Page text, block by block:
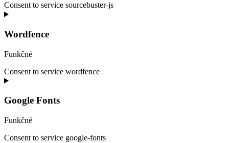
Consent to service sourcebuster-js
Wordfence
Funkčné
Consent to service wordfence
Google Fonts
Funkčné
Consent to service google-fonts